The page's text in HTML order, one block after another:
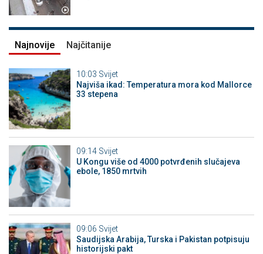
Najnovije Najčitanije
10:03 Svijet
Najviša ikad: Temperatura mora kod Mallorce
33 stepena
09:14 Svijet
U Kongu više od 4000 potvrđenih slučajeva
ebole, 1850 mrtvih
09:06 Svijet
Saudijska Arabija, Turska i Pakistan potpisuju
historijski pakt